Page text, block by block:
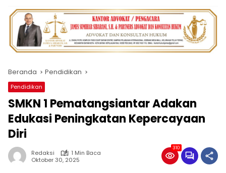
Beranda Pendidikan
Pendidikan
SMKN 1 Pematangsiantar Adakan
Edukasi Peningkatan Kepercayaan
Diri
Redaksi
1 Min Baca
Oktober 30, 2025
310